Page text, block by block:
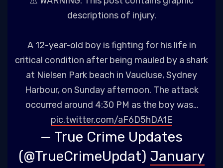
descriptions of injury.
A 12-year-old boy is fighting for his life in
critical condition after being mauled by a shark
at Nielsen Park beach in Vaucluse, Sydney
Harbour, on Sunday afternoon. The attack
occurred around 4:30 PM as the boy was…
pic.twitter.com/aF6D5hDA1E
— True Crime Updates
(@TrueCrimeUpdat) January